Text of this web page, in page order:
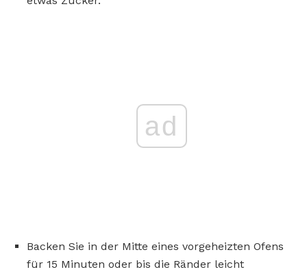
ad
Backen Sie in der Mitte eines vorgeheizten Ofens
für 15 Minuten oder bis die Ränder leicht